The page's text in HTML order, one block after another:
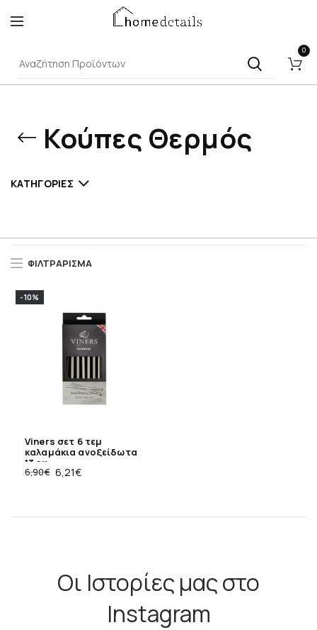
0
Κούπες Θερμός
ΚΑΤΗΓΟΡΊΕΣ
ΦΙΛΤΡΆΡΙΣΜΑ
-10%
Viners σετ 6 τεμ
καλαμάκια ανοξείδωτα
13 εκ
6,90€ 6,21€
Οι Ιστορίες μας στο
Instagram